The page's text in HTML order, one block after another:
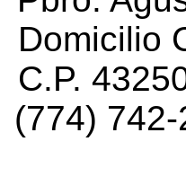
742-